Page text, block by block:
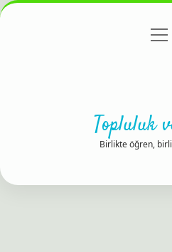
Gizlilik
Topluluk
Birlikte öğren,